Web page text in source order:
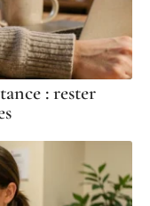
: rester